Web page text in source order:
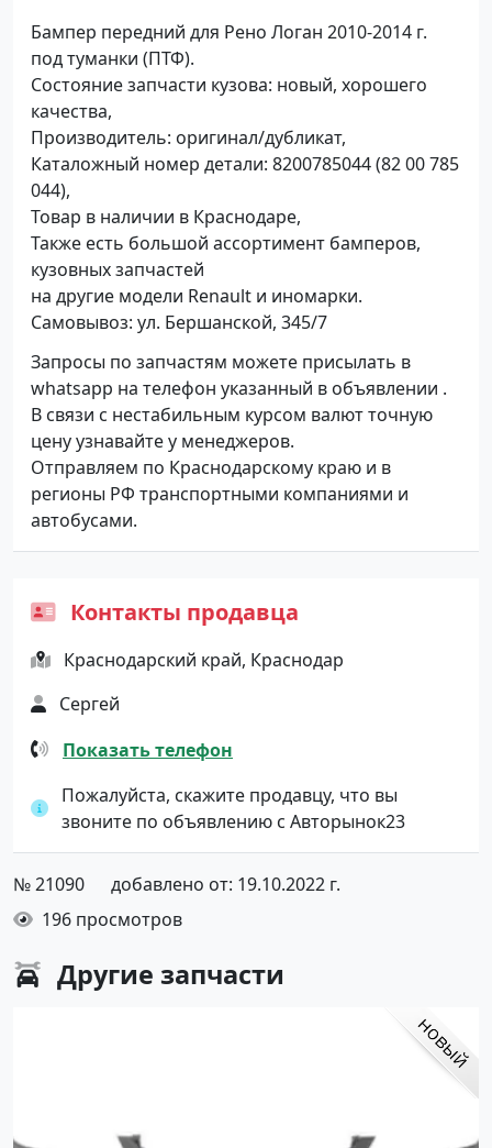
Бампер передний для Рено Логан 2010-2014 г.
под туманки (ПТФ).
Состояние запчасти кузова: новый, хорошего
качества,
Производитель: оригинал/дубликат,
Каталожный номер детали: 8200785044 (82 00 785
044),
Товар в наличии в Краснодаре,
Также есть большой ассортимент бамперов,
кузовных запчастей
на другие модели Renault и иномарки.
Самовывоз: ул. Бершанской, 345/7
Запросы по запчастям можете присылать в
whatsapp на телефон указанный в объявлении .
В связи с нестабильным курсом валют точную
цену узнавайте у менеджеров.
Отправляем по Краснодарскому краю и в
регионы РФ транспортными компаниями и
автобусами.
Контакты продавца
Краснодарский край, Краснодар
Сергей
Показать телефон
Пожалуйста, скажите продавцу, что вы
звоните по объявлению с Авторынок23
№ 21090
добавлено от: 19.10.2022 г.
196 просмотров
Другие запчасти